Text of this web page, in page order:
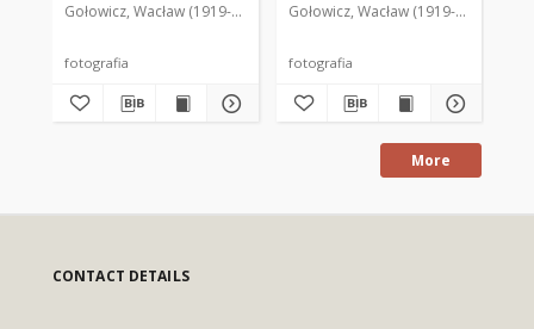
Gołowicz, Wacław (1919-1983). Fot.
fotografia
Tysiąclecia w Mrągowie
Gołowicz, Wacław (1919-1983). Fot.
fotografia
More
CONTACT DETAILS